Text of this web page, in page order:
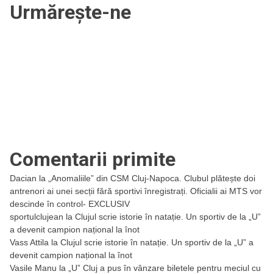
Urmărește-ne
Comentarii primite
Dacian la
„Anomaliile” din CSM Cluj-Napoca. Clubul plătește doi
antrenori ai unei secții fără sportivi înregistrați. Oficialii ai MTS vor
descinde în control- EXCLUSIV
sportulclujean la Clujul scrie istorie în natație. Un sportiv de la „U”
a devenit campion național la înot
Vass Attila la Clujul scrie istorie în natație. Un sportiv de la „U” a
devenit campion național la înot
Vasile Manu la
„U” Cluj a pus în vânzare biletele pentru meciul cu